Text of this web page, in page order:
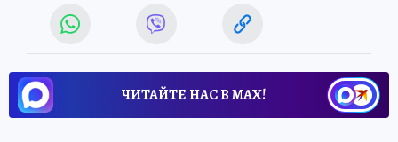
ЧИТАЙТЕ НАС В МАХ!